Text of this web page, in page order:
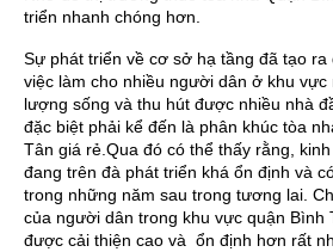
triển nhanh chóng hơn.
Sự phát triển về cơ sở hạ tầng đã tạo
việc làm cho nhiều người dân ở khu vực
lượng sống và thu hút được nhiều nhà
đặc biệt phải kể đến là phân khúc tòa
Tân giá rẻ.Qua đó có thể thấy rằng,
đang trên đà phát triển khá ổn định và
trong những năm sau trong tương lai.
của người dân trong khu vực quận Bình
được cải thiện cao và ổn định hơn rất